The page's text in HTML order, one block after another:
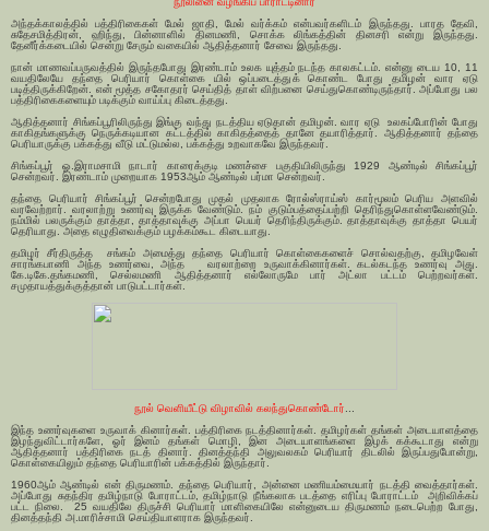
அந்தக்காலத்தில் பத்திரிகைகள் மேல் ஜாதி, மேல் வர்க்கம் என்பவர்களிடம் இருந்தது. பாரத தேவி,
சுதேசமித்திரன், ஹிந்து, பின்னாளில் தினமணி, சொக்க லிங்கத்தின் தினசரி என்று இருந்தது.
தேனீர்க்கடையில் சென்று சேரும் வகையில் ஆதித்தனார் சேவை இருந்தது.
நான் மாணவப்பருவத்தில் இருந்தபோது இரண்டாம் உலக யுத்தம் நடந்த காலகட்டம். என்னு டைய 10, 11
வயதிலேயே தந்தை பெரியார் கொள்கை யில் ஒப்படைத்துக் கொண்ட போது தமிழன் வார ஏடு
படித்திருக்கிறேன். என் மூத்த சகோதரர் செய்தித் தாள் விற்பனை செய்துகொண்டிருந்தார். அப்போது பல
பத்திரிகைகளையும் படிக்கும் வாய்ப்பு கிடைத்தது.
ஆதித்தனார் சிங்கப்பூரிலிருந்து இங்கு வந்து நடத்திய ஏடுதான் தமிழன். வார ஏடு உலகப்போரின் போது
காகிதங்களுக்கு நெருக்கடியான கட்டத்தில் காகிதத்தைத் தானே தயாரித்தார். ஆதித்தனார் தந்தை
பெரியாருக்கு பக்கத்து வீடு மட்டுமல்ல, பக்கத்து உறவாகவே இருந்தவர்.
சிங்கப்பூர் ஓ.இராமசாமி நாடார் காரைக்குடி மணச்சை பகுதியிலிருந்து 1929 ஆண்டில் சிங்கப்பூர்
சென்றவர். இரண்டாம் முறையாக 1953ஆம் ஆண்டில் பர்மா சென்றவர்.
தந்தை பெரியார் சிங்கப்பூர் சென்றபோது முதல் முதலாக ரோல்ஸ்ராய்ஸ் கார்மூலம் பெரிய அளவில்
வரவேற்றார். வரலாற்று உணர்வு இருக்க வேண்டும். நம் குடும்பத்தைப்பற்றி தெரிந்துகொள்ளவேண்டும்.
நம்மில் பலருக்கும் தாத்தா, தாத்தாவுக்கு அப்பா பெயர் தெரிந்திருக்கும். தாத்தாவுக்கு தாத்தா பெயர்
தெரியாது. அதை எழுதிவைக்கும் பழக்கம்கூட கிடையாது.
தமிழர் சீர்திருத்த சங்கம் அமைத்து தந்தை பெரியார் கொள்கைகளைச் சொல்வதற்கு, தமிழவேள்
சாரங்கபாணி அந்த உணர்வை, அந்த வரலாற்றை உருவாக்கினார்கள். கடல்கடந்த உணர்வு அது.
கே.டிகே.தங்கமணி, செல்லமணி ஆதித்தனார் எல்லோருமே பார் அட்லா பட்டம் பெற்றவர்கள்.
சமுதாயத்துக்குத்தான் பாடுபட்டார்கள்.
நூல் வெளியீட்டு விழாவில் கலந்துகொண்டோர்
இந்த உணர்வுகளை உருவாக் கினார்கள். பத்திரிகை நடத்தினார்கள். தமிழர்கள் தங்கள் அடையாளத்தை
இழந்துவிட்டார்களே, ஓர் இனம் தங்கள் மொழி, இன அடையாளங்களை இழக் கக்கூடாது என்று
ஆதித்தனார் பத்திரிகை நடத் தினார். தினத்தந்தி அலுவலகம் பெரியார் திடலில் இருப்பதுபோன்று,
கொள்கையிலும் தந்தை பெரியாரின் பக்கத்தில் இருந்தார்.
1960ஆம் ஆண்டில் என் திருமணம். தந்தை பெரியார், அன்னை மணியம்மையார் நடத்தி வைத்தார்கள்.
அப்போது சுதந்திர தமிழ்நாடு போராட்டம், தமிழ்நாடு நீங்கலாக படத்தை எரிப்பு போராட்டம் அறிவிக்கப்
பட்ட நிலை. 25 வயதிலே திருச்சி பெரியார் மாளிகையிலே என்னுடைய திருமணம் நடைபெற்ற போது,
தினத்தந்தி அ.மாரிச்சாமி செய்தியாளராக இருந்தவர்.